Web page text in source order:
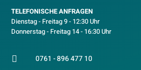
TELEFONISCHE ANFRAGEN
Dienstag - Freitag 9 - 12:30 Uhr
Donnerstag - Freitag 14 - 16:30 Uhr
 0761 - 896 477 10